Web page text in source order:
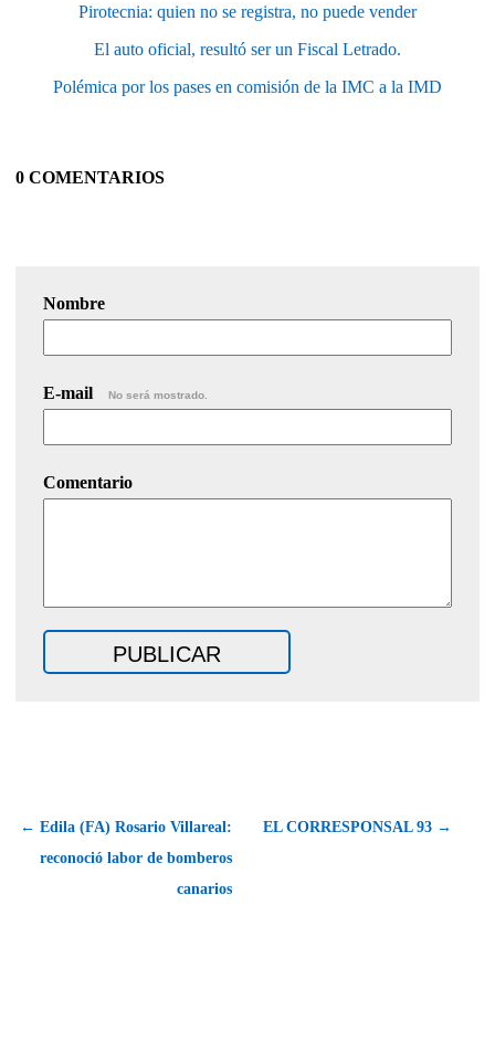
Pirotecnia: quien no se registra, no puede vender
El auto oficial, resultó ser un Fiscal Letrado.
Polémica por los pases en comisión de la IMC a la IMD
0 COMENTARIOS
Nombre
E-mail No será mostrado.
Comentario
← Edila (FA) Rosario Villareal:
reconoció labor de bomberos
canarios
EL CORRESPONSAL 93 →